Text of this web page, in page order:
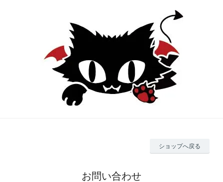
ショップへ戻る
お問い合わせ